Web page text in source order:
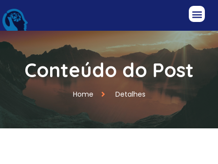
Conteúdo do Post
Home Detalhes